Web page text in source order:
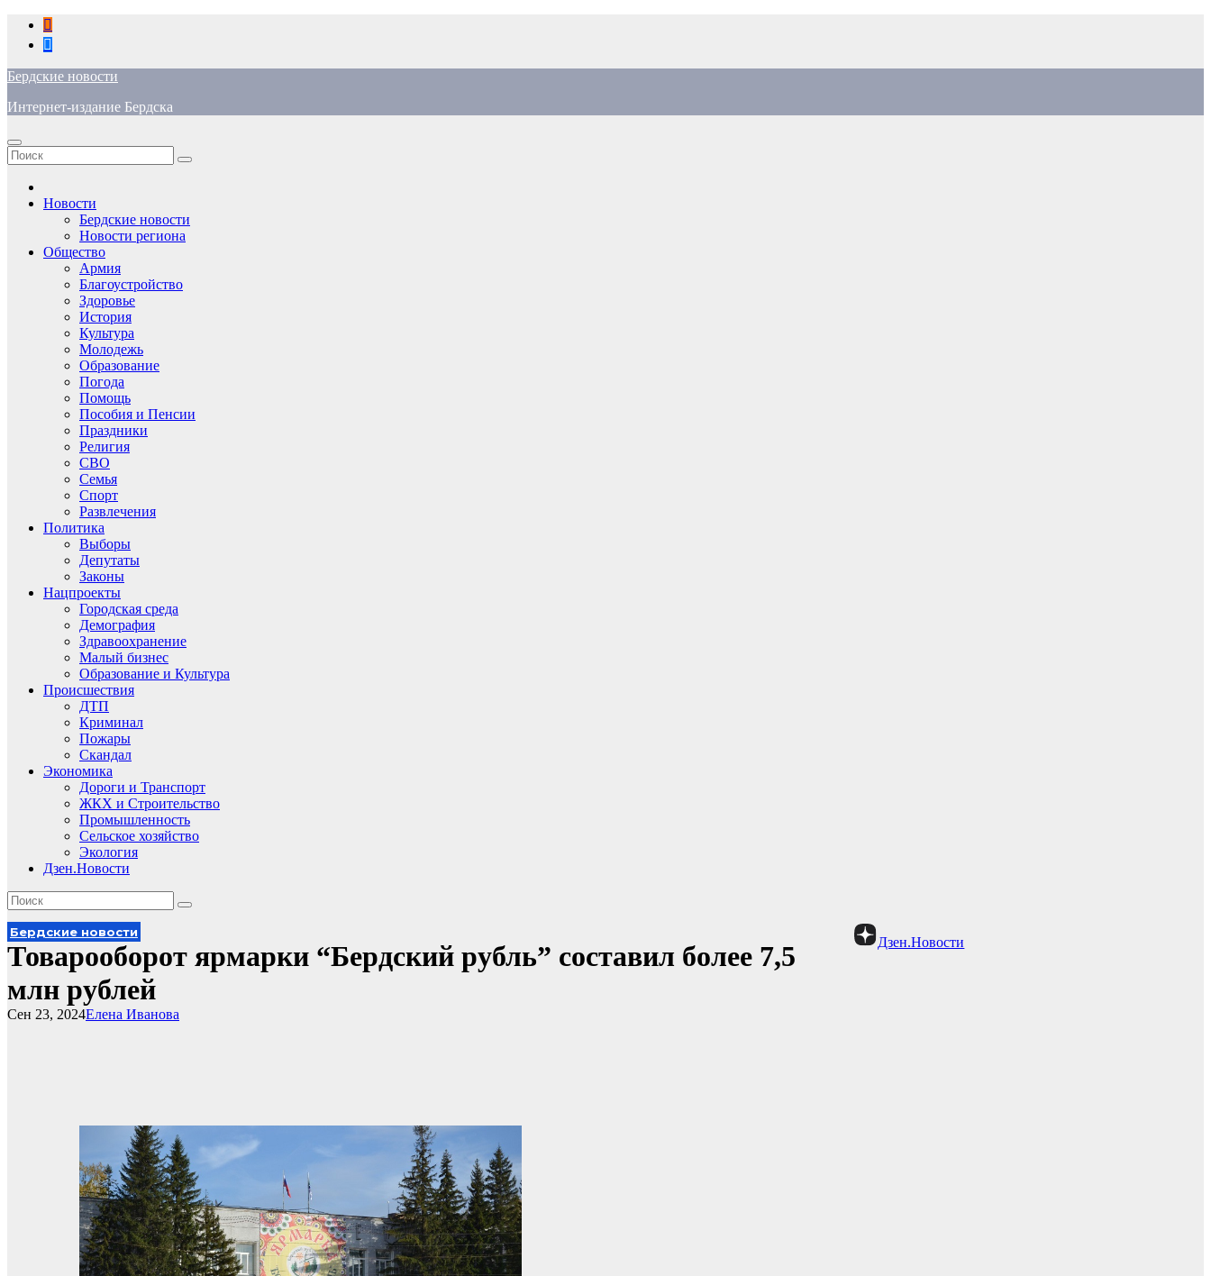
Перейти
содержимому
Бердские новости
Интернет-издание Бердска
Новости
Бердские новости
Новости региона
Общество
Армия
Благоустройство
Здоровье
История
Культура
Молодежь
Образование
Погода
Помощь
Пособия и Пенсии
Праздники
Религия
СВО
Семья
Спорт
Развлечения
Политика
Выборы
Депутаты
Законы
Нацпроекты
Городская среда
Демография
Здравоохранение
Малый бизнес
Образование и Культура
Происшествия
ДТП
Криминал
Пожары
Скандал
Экономика
Дороги и Транспорт
ЖКХ и Строительство
Промышленность
Сельское хозяйство
Экология
Дзен.Новости
Дзен.Новости
Бердские новости
Товарооборот ярмарки “Бердский рубль” составил более 7,5
млн рублей
Елена Иванова
Сен 23, 2024